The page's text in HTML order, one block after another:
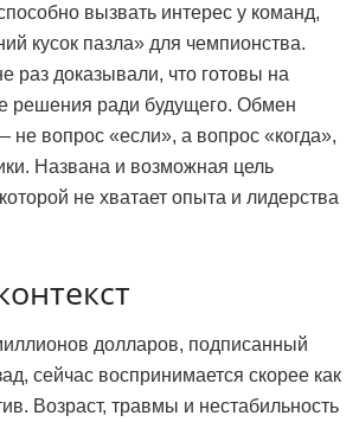
вызвать интерес у команд,
кусок пазла» для чемпионства.
раз доказывали, что готовы на
решения ради будущего. Обмен
не вопрос «если», а вопрос «когда»,
Названа и возможная цель
не хватает опыта и лидерства
долларов, подписанный
сейчас воспринимается скорее как
Возраст, травмы и нестабильность